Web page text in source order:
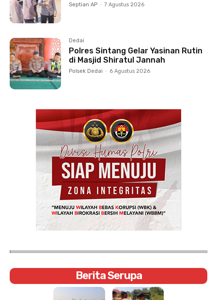
Septian AP - 7 Agustus 2026
Dedai
Polres Sintang Gelar Yasinan Rutin
di Masjid Shiratul Jannah
Polsek Dedai - 6 Agustus 2026
Berita Serupa